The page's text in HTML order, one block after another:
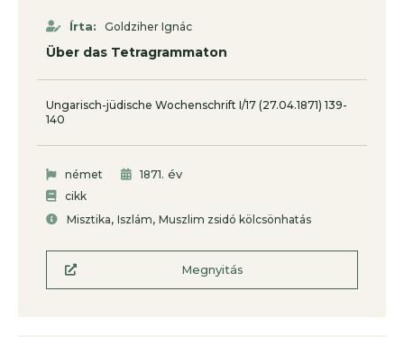
Írta: Goldziher Ignác
Über das Tetragrammaton
Ungarisch-jüdische Wochenschrift I/17 (27.04.1871) 139-
140
német 1871. év
cikk
Misztika, Iszlám, Muszlim zsidó kölcsönhatás
Megnyitás